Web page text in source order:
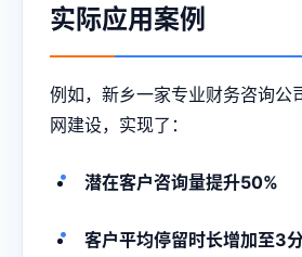
实际应用案例
例如，新乡一家专业财务咨询公
网建设，实现了：
潜在客户咨询量提升50%
客户平均停留时长增加至3